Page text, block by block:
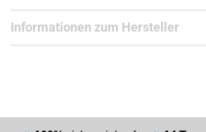
Informationen zum Hersteller